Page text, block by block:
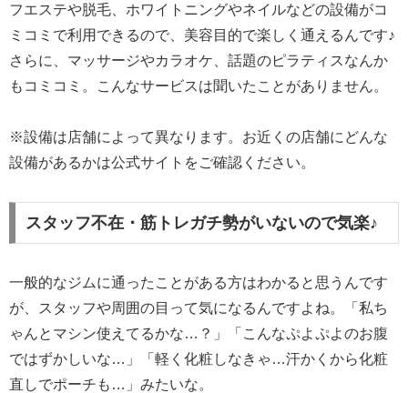
フエステや脱毛、ホワイトニングやネイルなどの設備がコ
ミコミで利用できるので、美容目的で楽しく通えるんです♪
さらに、マッサージやカラオケ、話題のピラティスなんか
もコミコミ。こんなサービスは聞いたことがありません。
※設備は店舗によって異なります。お近くの店舗にどんな
設備があるかは公式サイトをご確認ください。
スタッフ不在・筋トレガチ勢がいないので気楽♪
一般的なジムに通ったことがある方はわかると思うんです
が、スタッフや周囲の目って気になるんですよね。「私ち
ゃんとマシン使えてるかな…？」「こんなぷよぷよのお腹
ではずかしいな…」「軽く化粧しなきゃ…汗かくから化粧
直しでポーチも…」みたいな。